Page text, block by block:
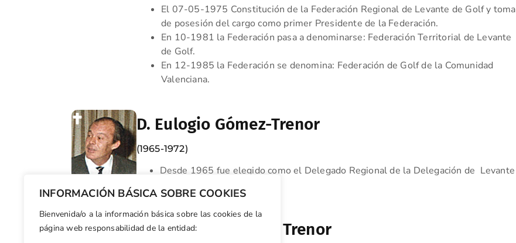
INFORMACIÓN BÁSICA SOBRE COOKIES
Bienvenida/o a la información básica sobre las cookies de la
página web responsabilidad de la entidad:
El 07-05-1975 Constitución de la Federación Regional de Levante de Golf y toma
de posesión del cargo como primer Presidente de la Federación.
En 10-1981 la Federación pasa a denominarse: Federación Territorial de Levante
de Golf.
En 12-1985 la Federación se denomina: Federación de Golf de la Comunidad
Valenciana.
D. Eulogio Gómez-Trenor
(1965-1972)
Desde 1965 fue elegido como el Delegado Regional de la Delegación de Levante
Exmo. Sr. Conde de Trenor